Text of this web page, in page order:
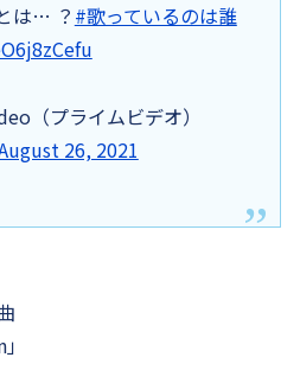
は… ？ #歌っているのは誰
（プライムビデオ）
26, 2021